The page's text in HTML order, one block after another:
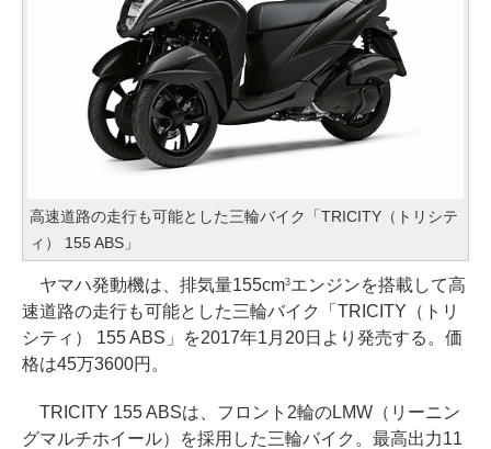
高速道路の走行も可能とした三輪バイク「TRICITY（トリシテ
ィ） 155 ABS」
ヤマハ発動機は、排気量155cm3エンジンを搭載して高
速道路の走行も可能とした三輪バイク「TRICITY（トリ
シティ） 155 ABS」を2017年1月20日より発売する。価
格は45万3600円。
TRICITY 155 ABSは、フロント2輪のLMW（リーニン
グマルチホイール）を採用した三輪バイク。最高出力11